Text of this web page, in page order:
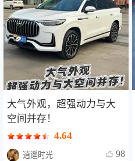
大气外观，超强动力与大
空间并存！
4.64
逍遥时光 98